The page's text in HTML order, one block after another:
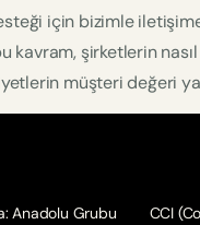
için bizimle
şirketlerin
müşteri değeri
Anadolu Grubu CCI